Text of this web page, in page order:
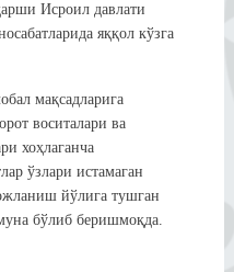
Исроил давлати
яққол кўзга
мақсадларига
воситалари ва
хоҳлаганча
ўзлари истамаган
йўлига тушган
бўлиб беришмоқда.